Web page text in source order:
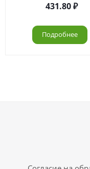
431.80
Подробнее